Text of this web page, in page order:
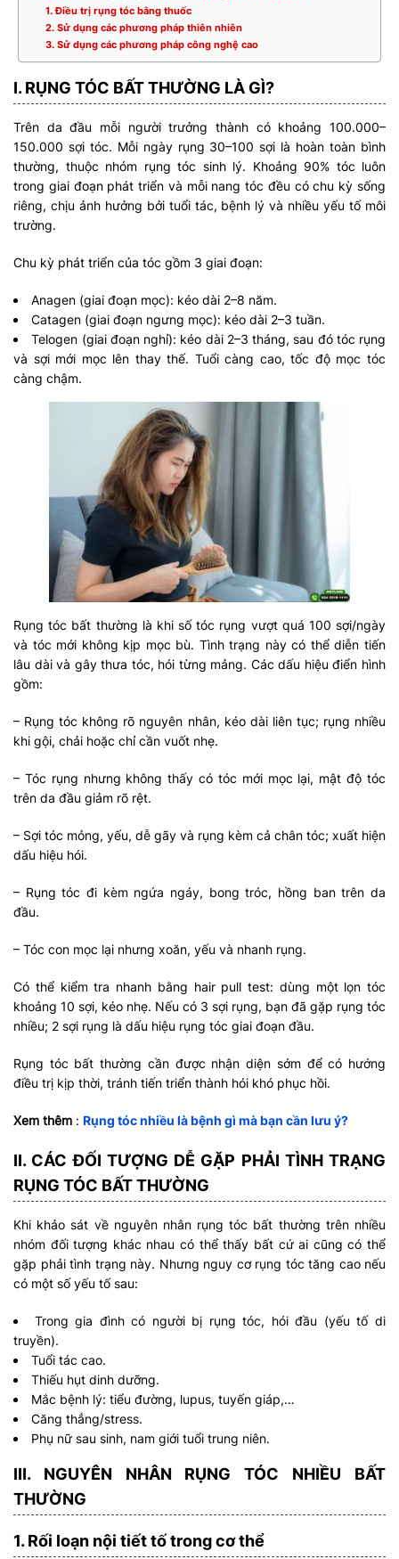
1. Điều trị rụng tóc bằng thuốc
2. Sử dụng các phương pháp thiên nhiên
3. Sử dụng các phương pháp công nghệ cao
I. RỤNG TÓC BẤT THƯỜNG LÀ GÌ?
Trên da đầu mỗi người trưởng thành có khoảng 100.000–
150.000 sợi tóc. Mỗi ngày rụng 30–100 sợi là hoàn toàn bình
thường, thuộc nhóm rụng tóc sinh lý. Khoảng 90% tóc luôn
trong giai đoạn phát triển và mỗi nang tóc đều có chu kỳ sống
riêng, chịu ảnh hưởng bởi tuổi tác, bệnh lý và nhiều yếu tố môi
trường.
Chu kỳ phát triển của tóc gồm 3 giai đoạn:
Anagen (giai đoạn mọc): kéo dài 2–8 năm.
Catagen (giai đoạn ngưng mọc): kéo dài 2–3 tuần.
Telogen (giai đoạn nghỉ): kéo dài 2–3 tháng, sau đó tóc rụng
và sợi mới mọc lên thay thế. Tuổi càng cao, tốc độ mọc tóc
càng chậm.
Rụng tóc bất thường là khi số tóc rụng vượt quá 100 sợi/ngày
và tóc mới không kịp mọc bù. Tình trạng này có thể diễn tiến
lâu dài và gây thưa tóc, hói từng mảng. Các dấu hiệu điển hình
gồm:
– Rụng tóc không rõ nguyên nhân, kéo dài liên tục; rụng nhiều
khi gội, chải hoặc chỉ cần vuốt nhẹ.
– Tóc rụng nhưng không thấy có tóc mới mọc lại, mật độ tóc
trên da đầu giảm rõ rệt.
– Sợi tóc mỏng, yếu, dễ gãy và rụng kèm cả chân tóc; xuất hiện
dấu hiệu hói.
– Rụng tóc đi kèm ngứa ngáy, bong tróc, hồng ban trên da
đầu.
– Tóc con mọc lại nhưng xoăn, yếu và nhanh rụng.
Có thể kiểm tra nhanh bằng hair pull test: dùng một lọn tóc
khoảng 10 sợi, kéo nhẹ. Nếu có 3 sợi rụng, bạn đã gặp rụng tóc
nhiều; 2 sợi rụng là dấu hiệu rụng tóc giai đoạn đầu.
Rụng tóc bất thường cần được nhận diện sớm để có hướng
điều trị kịp thời, tránh tiến triển thành hói khó phục hồi.
Xem thêm : Rụng tóc nhiều là bệnh gì mà bạn cần lưu ý?
II. CÁC ĐỐI TƯỢNG DỄ GẶP PHẢI TÌNH TRẠNG
RỤNG TÓC BẤT THƯỜNG
Khi khảo sát về nguyên nhân rụng tóc bất thường trên nhiều
nhóm đối tượng khác nhau có thể thấy bất cứ ai cũng có thể
gặp phải tình trạng này. Nhưng nguy cơ rụng tóc tăng cao nếu
có một số yếu tố sau:
Trong gia đình có người bị rụng tóc, hói đầu (yếu tố di
truyền).
Tuổi tác cao.
Thiếu hụt dinh dưỡng.
Mắc bệnh lý: tiểu đường, lupus, tuyến giáp,…
Căng thẳng/stress.
Phụ nữ sau sinh, nam giới tuổi trung niên.
III. NGUYÊN NHÂN RỤNG TÓC NHIỀU BẤT
THƯỜNG
1. Rối loạn nội tiết tố trong cơ thể